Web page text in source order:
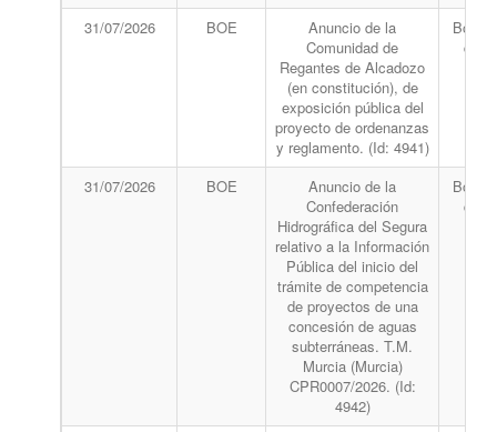
31/07/2026 BOE
Anuncio de la
Comunidad de
Regantes de Alcadozo
(en constitución), de
exposición pública del
proyecto de ordenanzas
y reglamento. (Id: 4941)
del
31/07/2026 BOE
Anuncio de la
Confederación
Hidrográfica del Segura
relativo a la Información
Pública del inicio del
trámite de competencia
de proyectos de una
concesión de aguas
subterráneas. T.M.
Murcia (Murcia)
CPR0007/2026. (Id:
4942)
del